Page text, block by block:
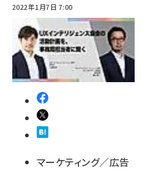
2022年1月7日 7:00
マーケティング／広告